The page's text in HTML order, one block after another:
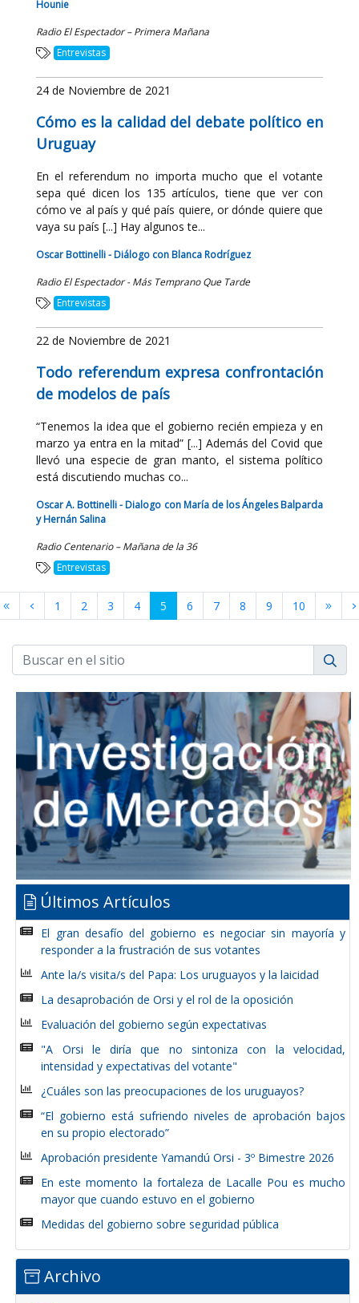
Hounie
Radio El Espectador – Primera Mañana
Entrevistas
24 de Noviembre de 2021
Cómo es la calidad del debate político en
Uruguay
En el referendum no importa mucho que el votante
sepa qué dicen los 135 artículos, tiene que ver con
cómo ve al país y qué país quiere, or dónde quiere que
vaya su país [...] Hay algunos te...
Oscar Bottinelli - Diálogo con Blanca Rodríguez
Radio El Espectador - Más Temprano Que Tarde
Entrevistas
22 de Noviembre de 2021
Todo referendum expresa confrontación
de modelos de país
“Tenemos la idea que el gobierno recién empieza y en
marzo ya entra en la mitad” [...] Además del Covid que
llevó una especie de gran manto, el sistema político
está discutiendo muchas co...
Oscar A. Bottinelli - Dialogo con María de los Ángeles Balparda
y Hernán Salina
Radio Centenario – Mañana de la 36
Entrevistas
1 2 3 4 5 6 7 8 9 10
Últimos Artículos
El gran desafío del gobierno es negociar sin mayoría y
responder a la frustración de sus votantes
Ante la/s visita/s del Papa: Los uruguayos y la laicidad
La desaprobación de Orsi y el rol de la oposición
Evaluación del gobierno según expectativas
"A Orsi le diría que no sintoniza con la velocidad,
intensidad y expectativas del votante"
¿Cuáles son las preocupaciones de los uruguayos?
“El gobierno está sufriendo niveles de aprobación bajos
en su propio electorado”
Aprobación presidente Yamandú Orsi - 3º Bimestre 2026
En este momento la fortaleza de Lacalle Pou es mucho
mayor que cuando estuvo en el gobierno
Medidas del gobierno sobre seguridad pública
Archivo